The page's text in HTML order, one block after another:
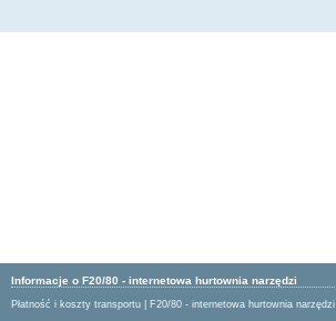
Artykuły BHP 24/25
Informacje o F20/80 - internetowa hurtownia narzędzi
Płatność i koszty transportu F20/80 - internetowa hurtownia narzędzi